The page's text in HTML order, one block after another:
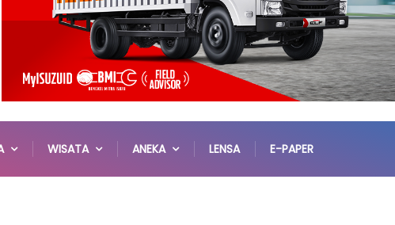
WISATA ANEKA LENSA E-PAPER